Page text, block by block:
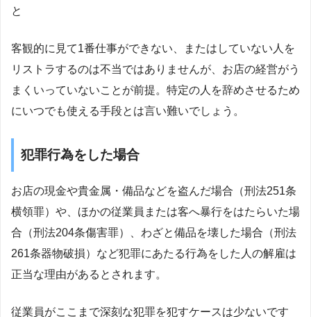
と
客観的に見て1番仕事ができない、またはしていない人を
リストラするのは不当ではありませんが、お店の経営がう
まくいっていないことが前提。特定の人を辞めさせるため
にいつでも使える手段とは言い難いでしょう。
犯罪行為をした場合
お店の現金や貴金属・備品などを盗んだ場合（刑法251条
横領罪）や、ほかの従業員または客へ暴行をはたらいた場
合（刑法204条傷害罪）、わざと備品を壊した場合（刑法
261条器物破損）など犯罪にあたる行為をした人の解雇は
正当な理由があるとされます。
従業員がここまで深刻な犯罪を犯すケースは少ないです